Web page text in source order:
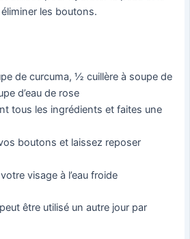
les boutons.
de curcuma, ½ cuillère à soupe de
d’eau de rose
tous les ingrédients et faites une
boutons et laissez reposer
visage à l’eau froide
être utilisé un autre jour par